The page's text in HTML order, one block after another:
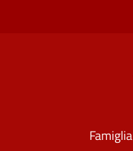
Famiglia